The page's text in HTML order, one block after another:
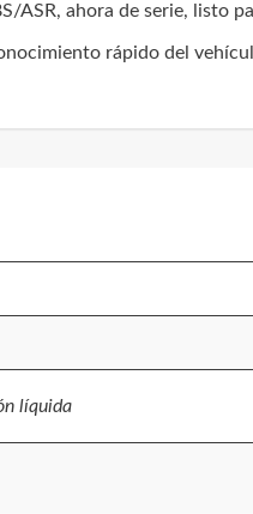
ASR, ahora de serie, listo
rápido del
líquida